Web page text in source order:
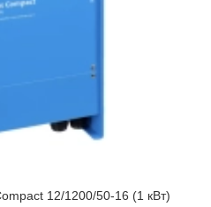
12/1200/50-16 (1 кВт)